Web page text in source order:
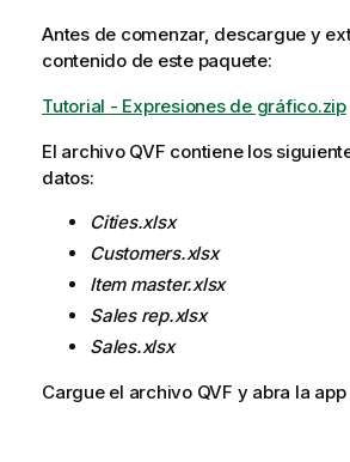
Antes de comenzar, descargue y
contenido de este paquete:
Tutorial - Expresiones de gráfico.zip
El archivo QVF contiene los
datos:
Cities.xlsx
Customers.xlsx
Item master.xlsx
Sales rep.xlsx
Sales.xlsx
Cargue el archivo QVF y abra la